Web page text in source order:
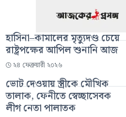
হাসিনা–কামালের মৃত্যুদণ্ড চেয়ে
রাষ্ট্রপক্ষের আপিল শুনানি আজ
২৪ ফেব্রুয়ারী ২০২৬
ভোট দেওয়ায় স্ত্রীকে মৌখিক
তালাক, ফেনীতে স্বেচ্ছাসেবক
লীগ নেতা পালাতক